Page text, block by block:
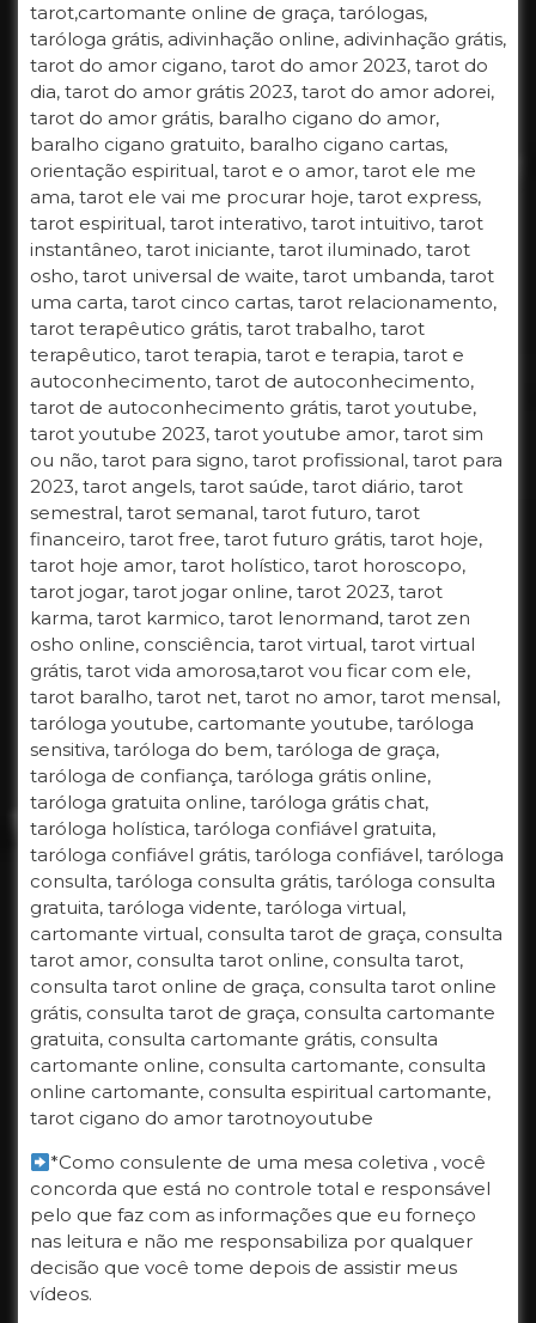
tarot,cartomante online de graça, tarólogas,
taróloga grátis, adivinhação online, adivinhação grátis,
tarot do amor cigano, tarot do amor 2023, tarot do
dia, tarot do amor grátis 2023, tarot do amor adorei,
tarot do amor grátis, baralho cigano do amor,
baralho cigano gratuito, baralho cigano cartas,
orientação espiritual, tarot e o amor, tarot ele me
ama, tarot ele vai me procurar hoje, tarot express,
tarot espiritual, tarot interativo, tarot intuitivo, tarot
instantâneo, tarot iniciante, tarot iluminado, tarot
osho, tarot universal de waite, tarot umbanda, tarot
uma carta, tarot cinco cartas, tarot relacionamento,
tarot terapêutico grátis, tarot trabalho, tarot
terapêutico, tarot terapia, tarot e terapia, tarot e
autoconhecimento, tarot de autoconhecimento,
tarot de autoconhecimento grátis, tarot youtube,
tarot youtube 2023, tarot youtube amor, tarot sim
ou não, tarot para signo, tarot profissional, tarot para
2023, tarot angels, tarot saúde, tarot diário, tarot
semestral, tarot semanal, tarot futuro, tarot
financeiro, tarot free, tarot futuro grátis, tarot hoje,
tarot hoje amor, tarot holístico, tarot horoscopo,
tarot jogar, tarot jogar online, tarot 2023, tarot
karma, tarot karmico, tarot lenormand, tarot zen
osho online, consciência, tarot virtual, tarot virtual
grátis, tarot vida amorosa,tarot vou ficar com ele,
tarot baralho, tarot net, tarot no amor, tarot mensal,
taróloga youtube, cartomante youtube, taróloga
sensitiva, taróloga do bem, taróloga de graça,
taróloga de confiança, taróloga grátis online,
taróloga gratuita online, taróloga grátis chat,
taróloga holística, taróloga confiável gratuita,
taróloga confiável grátis, taróloga confiável, taróloga
consulta, taróloga consulta grátis, taróloga consulta
gratuita, taróloga vidente, taróloga virtual,
cartomante virtual, consulta tarot de graça, consulta
tarot amor, consulta tarot online, consulta tarot,
consulta tarot online de graça, consulta tarot online
grátis, consulta tarot de graça, consulta cartomante
gratuita, consulta cartomante grátis, consulta
cartomante online, consulta cartomante, consulta
online cartomante, consulta espiritual cartomante,
tarot cigano do amor tarotnoyoutube
*Como consulente de uma mesa coletiva , você
concorda que está no controle total e responsável
pelo que faz com as informações que eu forneço
nas leitura e não me responsabiliza por qualquer
decisão que você tome depois de assistir meus
vídeos.